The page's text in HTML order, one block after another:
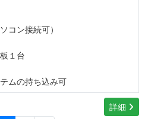
コン接続可）
１台
ムの持ち込み可
詳細